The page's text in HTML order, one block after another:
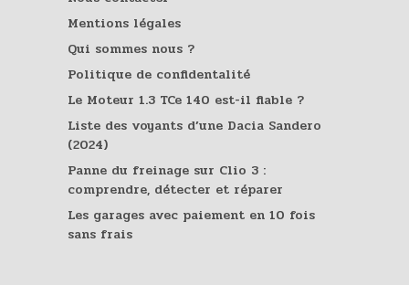
Mentions légales
Qui sommes nous ?
Politique de confidentalité
Le Moteur 1.3 TCe 140 est-il fiable ?
Liste des voyants d’une Dacia Sandero
(2024)
Panne du freinage sur Clio 3 :
comprendre, détecter et réparer
Les garages avec paiement en 10 fois
sans frais